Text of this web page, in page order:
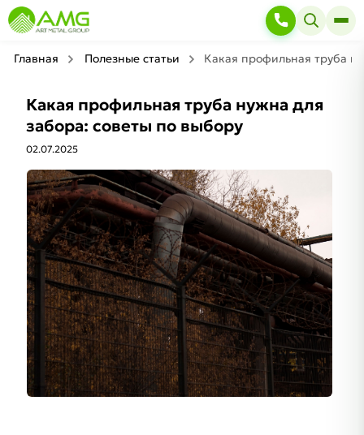
Главная Полезные статьи Какая профильная труба
Какая профильная труба нужна для
забора: советы по выбору
02.07.2025